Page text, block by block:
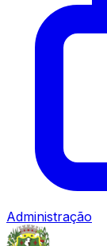
Administração